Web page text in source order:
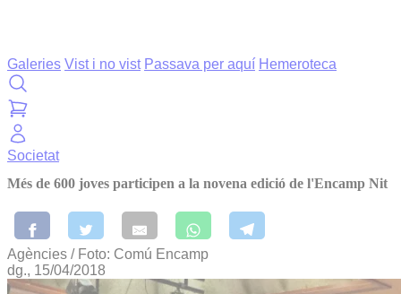
Galeries Vist i no vist Passava per aquí Hemeroteca
Societat
Més de 600 joves participen a la novena edició de l'Encamp Nit
Agències / Foto: Comú Encamp
dg., 15/04/2018